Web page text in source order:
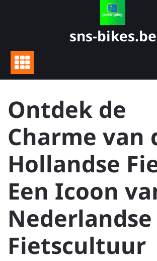
sns-bikes.be
Ontdek de
Charme van
Hollandse
Een Icoon
Nederlandse
Fietscultuur